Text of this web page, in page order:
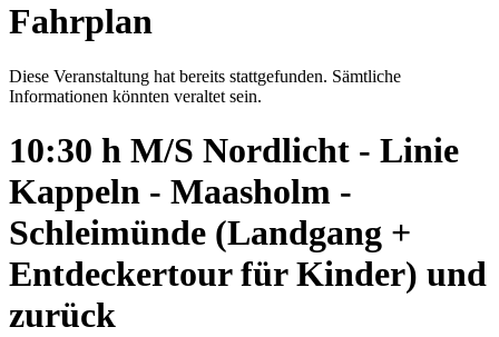
Fahrplan
Diese Veranstaltung hat bereits stattgefunden. Sämtliche
Informationen könnten veraltet sein.
10:30 h M/S Nordlicht - Linie
Kappeln - Maasholm -
Schleimünde (Landgang +
Entdeckertour für Kinder) und
zurück